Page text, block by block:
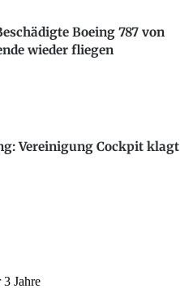
Boeing 787 von
wieder fliegen
Vereinigung Cockpit klagt